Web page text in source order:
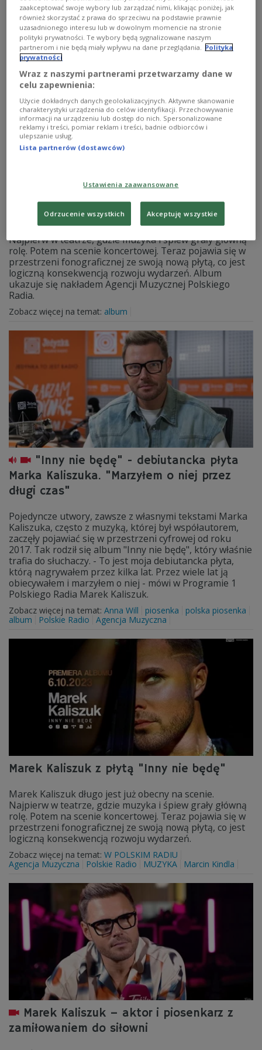
zamierzam się zmieniać i poddawać naciskom ludzi,
którzy chcieliby mnie zaszufladkować, abym się określił,
czy jestem aktorem, czy wokalistą - mówił w Polskim
Radiu 24 Marek Kaliszuk.
Zobacz więcej na temat: płyta aktorstwo MUZYKA
Marek Kaliszuk
Marek Kaliszuk jest obecny na scenie od wielu lat.
Najpierw w teatrze, gdzie muzyka i śpiew grały główną
rolę. Potem na scenie koncertowej. Teraz pojawia się w
przestrzeni fonograficznej ze swoją nową płytą, co jest
logiczną konsekwencją rozwoju wydarzeń. Album
ukazuje się nakładem Agencji Muzycznej Polskiego
Radia.
Zobacz więcej na temat: album
"Inny nie będę" - debiutancka płyta
Marka Kaliszuka. "Marzyłem o niej przez
długi czas"
Pojedyncze utwory, zawsze z własnymi tekstami Marka
Kaliszuka, często z muzyką, której był współautorem,
zaczęły pojawiać się w przestrzeni cyfrowej od roku
2017. Tak rodził się album "Inny nie będę", który właśnie
trafia do słuchaczy. - To jest moja debiutancka płyta,
którą nagrywałem przez kilka lat. Przez wiele lat ją
obiecywałem i marzyłem o niej - mówi w Programie 1
Polskiego Radia Marek Kaliszuk.
Zobacz więcej na temat: Anna Will piosenka
polska piosenka
album
Polskie Radio Agencja Muzyczna
Marek Kaliszuk z płytą "Inny nie będę"
Marek Kaliszuk długo jest już obecny na scenie.
Najpierw w teatrze, gdzie muzyka i śpiew grały główną
rolę. Potem na scenie koncertowej. Teraz pojawia się w
przestrzeni fonograficznej ze swoją nową płytą, co jest
logiczną konsekwencją rozwoju wydarzeń.
Zobacz więcej na temat: W POLSKIM RADIU
Agencja Muzyczna
Polskie Radio MUZYKA Marcin Kindla
Marek Kaliszuk – aktor i piosenkarz z
zamiłowaniem do siłowni
zaakceptować swoje wybory lub zarządzać nimi, klikając poniżej, jak
również skorzystać z prawa do sprzeciwu na podstawie prawnie
uzasadnionego interesu lub w dowolnym momencie na stronie
polityki prywatności. Te wybory będą sygnalizowane naszym
partnerom i nie będą miały wpływu na dane przeglądania.
Polityka
prywatności
Wraz z naszymi partnerami przetwarzamy dane w
celu zapewnienia:
Użycie dokładnych danych geolokalizacyjnych. Aktywne skanowanie
charakterystyki urządzenia do celów identyfikacji. Przechowywanie
informacji na urządzeniu lub dostęp do nich. Spersonalizowane
reklamy i treści, pomiar reklam i treści, badnie odbiorców i
ulepszanie usług.
Lista partnerów (dostawców)
Ustawienia zaawansowane
Odrzucenie wszystkich Akceptuję wszystkie